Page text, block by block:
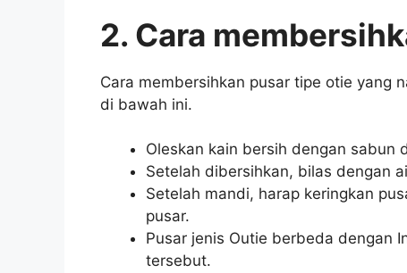
2. Cara
Cara membersihkan pusar tipe otie yang
di bawah ini.
Oleskan kain bersih dengan sabun
Setelah dibersihkan, bilas dengan
Setelah mandi, harap keringkan
pusar.
Pusar jenis Outie berbeda dengan
tersebut.